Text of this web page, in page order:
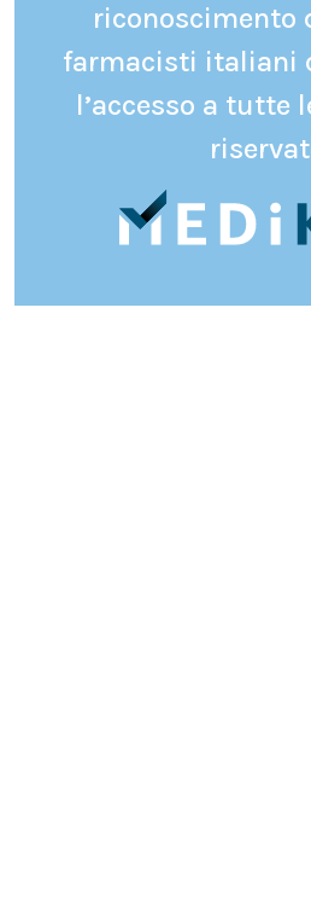
riconoscimento
farmacisti italiani
l’accesso a tutte